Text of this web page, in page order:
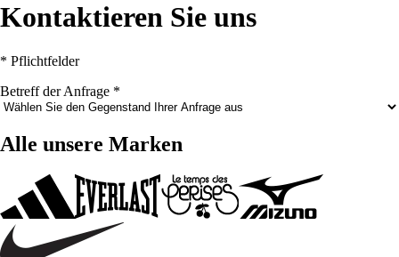
Kontaktieren Sie uns
* Pflichtfelder
Betreff der Anfrage *
Alle unsere Marken